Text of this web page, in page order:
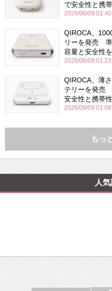
で安全性と携
2026/06/09 01:40
QIROCA、
リーを発売
容量と安全性
2026/06/09 01:23
QIROCA、薄
テリーを発売
安全性と携帯
2026/06/09 01:08
もっ
人